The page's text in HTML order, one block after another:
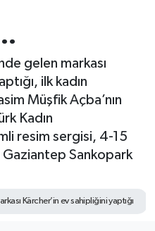
gelen markası
ilk kadın
Müşfik Açba’nın
Kadın
resim sergisi, 4-15
Gaziantep Sankopark
Kärcher’in ev sahipliğini yaptığı